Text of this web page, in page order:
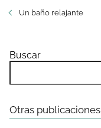
Un baño relajante
Buscar
Otras publicaciones